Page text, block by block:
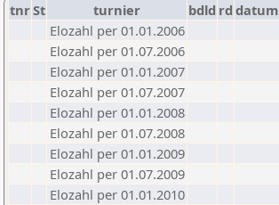
tnrSt turnier bdld rd datum
Elozahl per 01.01.2006
Elozahl per 01.07.2006
Elozahl per 01.01.2007
Elozahl per 01.07.2007
Elozahl per 01.01.2008
Elozahl per 01.07.2008
Elozahl per 01.01.2009
Elozahl per 01.07.2009
Elozahl per 01.01.2010